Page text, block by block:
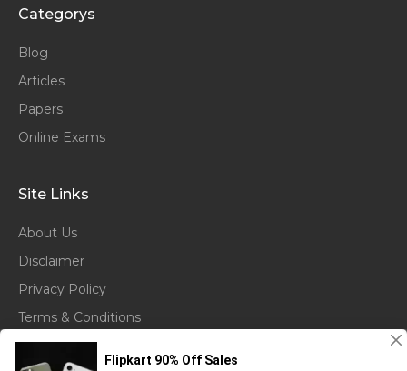
Categorys
Blog
Articles
Papers
Online Exams
Site Links
About Us
Disclaimer
Privacy Policy
Terms & Conditions
©GoQuora| All rights reserved